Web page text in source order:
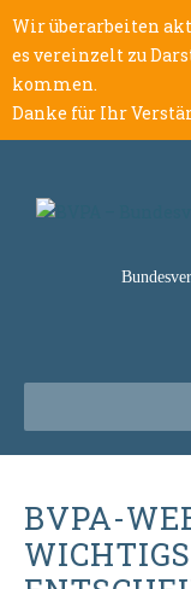
Wir überarbeiten
es vereinzelt zu
kommen.
Danke für Ihr
BVPA-